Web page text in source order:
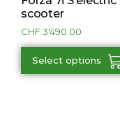
scooter
CHF3'490.00
Select options